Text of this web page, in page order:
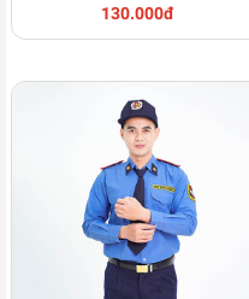
130.000đ